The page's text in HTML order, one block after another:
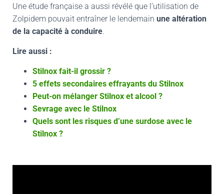
Une étude française a aussi révélé que l’utilisation de
Zolpidem pouvait entraîner le lendemain une altération
de la capacité à conduire.
Lire aussi :
Stilnox fait-il grossir ?
5 effets secondaires effrayants du Stilnox
Peut-on mélanger Stilnox et alcool ?
Sevrage avec le Stilnox
Quels sont les risques d’une surdose avec le
Stilnox ?